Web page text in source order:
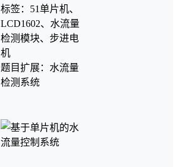
标签：51单片机、
LCD1602、水流量
检测模块、步进电
机
题目扩展：水流量
检测系统